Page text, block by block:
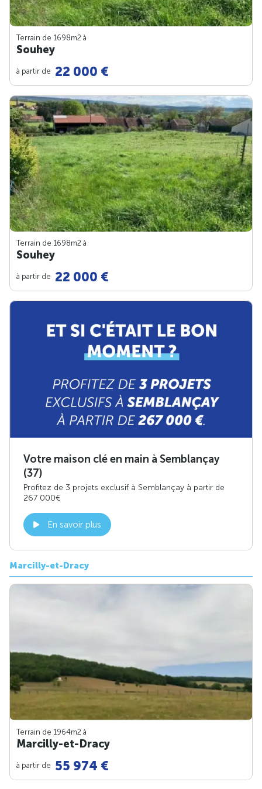
Terrain de 1698m2 à
Souhey
à partir de 22 000 €
Terrain de 1698m2 à
Souhey
à partir de 22 000 €
Votre maison clé en main à Semblançay
(37)
Profitez de 3 projets exclusif à Semblançay à partir de
267 000€
En savoir plus
Marcilly-et-Dracy
Terrain de 1964m2 à
Marcilly-et-Dracy
à partir de 55 974 €